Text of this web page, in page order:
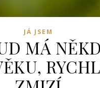
JÁ JSEM
MÁ